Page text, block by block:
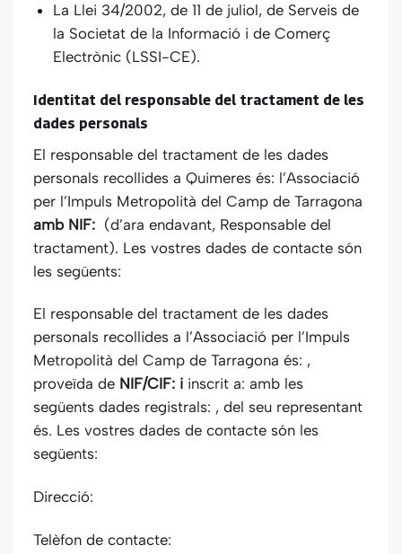
La Llei 34/2002, de 11 de juliol, de Serveis de
la Societat de la Informació i de Comerç
Electrònic (LSSI-CE).
Identitat del responsable del tractament de les
dades personals
El responsable del tractament de les dades
personals recollides a Quimeres és: l’Associació
per l’Impuls Metropolità del Camp de Tarragona
amb NIF: (d’ara endavant, Responsable del
tractament). Les vostres dades de contacte són
les següents:
El responsable del tractament de les dades
personals recollides a l’Associació per l’Impuls
Metropolità del Camp de Tarragona és: ,
proveïda de NIF/CIF: i inscrit a: amb les
següents dades registrals: , del seu representant
és. Les vostres dades de contacte són les
següents:
Direcció:
Telèfon de contacte: